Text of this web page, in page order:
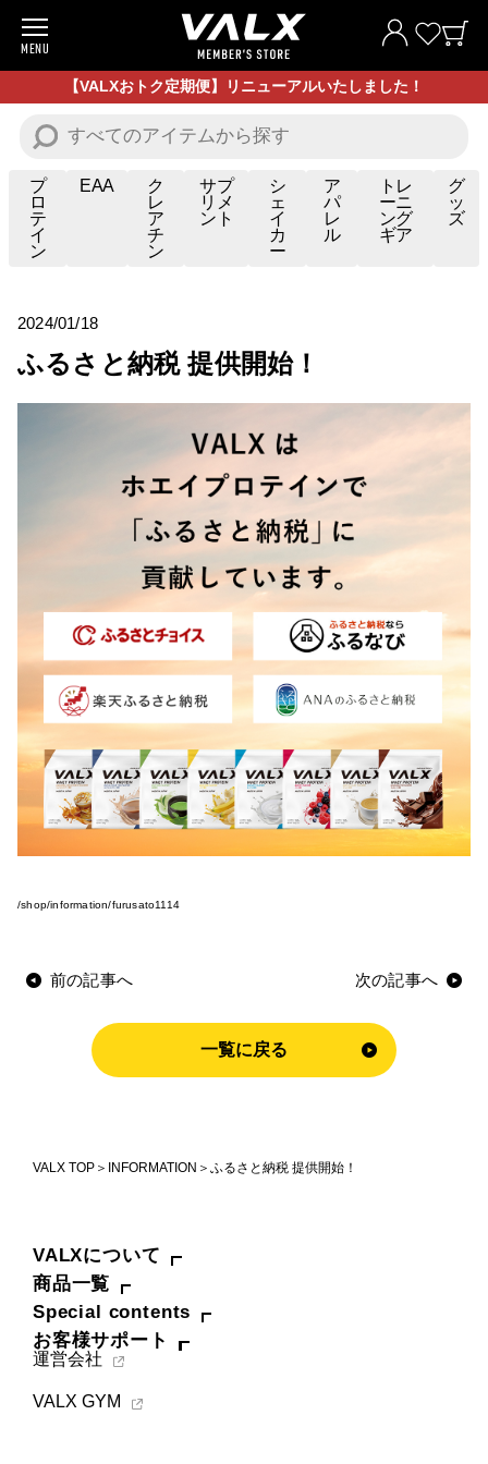
MENU
商品一覧
お試し商品
サプリメント
アパレル
お買い得商品
VALXについて
VALXについて
おまとめ割
おトク定期便
はじめての方へ
お客様リアルレビュー
お客様サポート
お問い合わせ
Special contents
POWER OF HUMAN
コラム
ドン・キホーテ x VALX
ドラッグストア x VALX
【VALXおトク定期便】リニューアルいたしました！
プ
ロ
テ
イ
ン
EAA
ク
レ
ア
チ
ン
サプ
リメ
ント
シ
ェ
イ
カ
ー
ア
パ
レ
ル
トレ
ーニ
ング
ギア
グ
ッ
ズ
2024/01/18
ふるさと納税 提供開始！
/shop/information/furusato1114
前の記事へ
一覧に戻る
次の記事へ
VALX TOP INFORMATION ふるさと納税 提供開始！
VALXについて
商品一覧
Special contents
お客様サポート
運営会社
VALX GYM